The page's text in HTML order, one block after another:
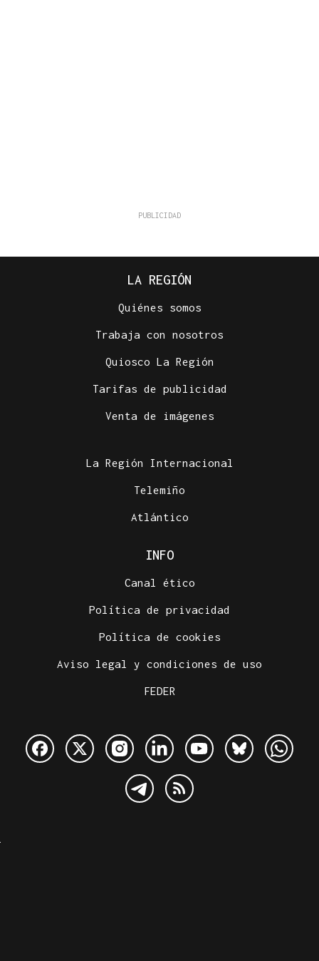
LA REGIÓN
Quiénes somos
Trabaja con nosotros
Quiosco La Región
Tarifas de publicidad
Venta de imágenes
La Región Internacional
Telemiño
Atlántico
INFO
Canal ético
Política de privacidad
Política de cookies
Aviso legal y condiciones de uso
FEDER